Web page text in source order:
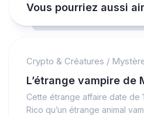
Vous pourriez aussi
Crypto & Créatures /
L’étrange vampire de
Cette étrange affaire date de
Rico qu’un étrange animal